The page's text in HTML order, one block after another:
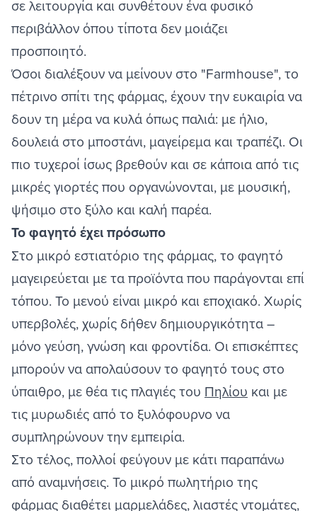
σε λειτουργία και συνθέτουν ένα φυσικό
περιβάλλον όπου τίποτα δεν μοιάζει
προσποιητό.
Όσοι διαλέξουν να μείνουν στο "Farmhouse", το
πέτρινο σπίτι της φάρμας, έχουν την ευκαιρία να
δουν τη μέρα να κυλά όπως παλιά: με ήλιο,
δουλειά στο μποστάνι, μαγείρεμα και τραπέζι. Οι
πιο τυχεροί ίσως βρεθούν και σε κάποια από τις
μικρές γιορτές που οργανώνονται, με μουσική,
ψήσιμο στο ξύλο και καλή παρέα.
Το φαγητό έχει πρόσωπο
Στο μικρό εστιατόριο της φάρμας, το φαγητό
μαγειρεύεται με τα προϊόντα που παράγονται επί
τόπου. Το μενού είναι μικρό και εποχιακό. Χωρίς
υπερβολές, χωρίς δήθεν δημιουργικότητα –
μόνο γεύση, γνώση και φροντίδα. Οι επισκέπτες
μπορούν να απολαύσουν το φαγητό τους στο
ύπαιθρο, με θέα τις πλαγιές του Πηλίου και με
τις μυρωδιές από το ξυλόφουρνο να
συμπληρώνουν την εμπειρία.
Στο τέλος, πολλοί φεύγουν με κάτι παραπάνω
από αναμνήσεις. Το μικρό πωλητήριο της
φάρμας διαθέτει μαρμελάδες, λιαστές ντομάτες,